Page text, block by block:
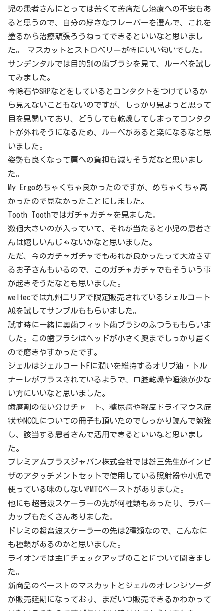
児の患者さんにとっては苦くて苦痛だし治療への不安もあ
ると思うので、自分の好きなフレーバーを選んで、これを
塗るから治療頑張ろうねってできるといいなと思いまし
た。 マスカットとストロベリーが特にいい匂いでした。
サンデンタルでは目的別の歯ブラシを見て、ルーペを試し
てみました。
今除石やSRPなどをしているとコンタクトをつけているか
ら見えないこともないのですが、しっかり見ようと思って
目を見開いており、どうしても乾燥してしまってコンタク
トが外れそうになるため、ルーペがあると楽になるなと思
いました。
姿勢も良くなって肩への負担も減りそうだなと思いまし
た。
My Ergoめちゃくちゃ良かったのですが、めちゃくちゃ高
かったので見なかったことにしました。
Tooth Toothではガチャガチャを見ました。
数個大きいのが入っていて、それが当たると小児の患者さ
んは嬉しいんじゃないかなと思いました。
ただ、今のガチャガチャでもあれが良かったって大泣きす
るお子さんもいるので、このガチャガチャでもそういう事
が起きそうだなとも思いました。
weltecでは九州エリアで限定販売されているジェルコート
AQを試してサンプルももらいました。
試す時に一緒に奥歯フィット歯ブラシのふつうももらいま
した。この歯ブラシはヘッドが小さく奥までしっかり届く
ので磨きやすかったです。
ジェルはジェルコートFに潤いを維持するオリブ油・トル
ナーレがプラスされているようで、口腔乾燥や唾液が少な
い方にいいなと思いました。
歯磨剤の使い分けチャート、糖尿病や軽度ドライマウス症
状やNCCLについての冊子も頂いたのでしっかり読んで勉強
し、該当する患者さんで活用できるといいなと思いまし
た。
プレミアムプラスジャパン株式会社では雄三先生がインビ
ザのアタッチメントセットで使用している照射器や小児で
使っている味のしないPMTCペーストがありました。
他にも超音波スケーラーの先が何種類もあったり、ラバー
カップもたくさんありました。
ドレミの超音波スケーラーの先は2種類なので、こんなに
も種類があるのかと思いました。
ライオンでは主にチェックアップのことについて聞きまし
た。
新商品のペーストのマスカットとジェルのオレンジソーダ
が販売延期になっており、まだいつ販売できるかわかって